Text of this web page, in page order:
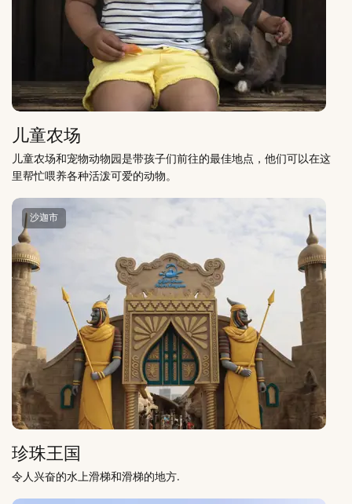
儿童农场
儿童农场和宠物动物园是带孩子们前往的最佳地点，他们可以在这
里帮忙喂养各种活泼可爱的动物。
沙迦市
珍珠王国
令人兴奋的水上滑梯和滑梯的地方.